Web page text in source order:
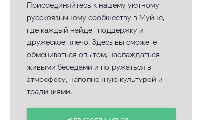
Присоединяйтесь к нашему уютному
русскоязычному сообществу в Муйне,
где каждый найдет поддержку и
дружеское плечо. Здесь вы сможете
обмениваться опытом, наслаждаться
живыми беседами и погружаться в
атмосферу, наполненную культурой и
традициями.